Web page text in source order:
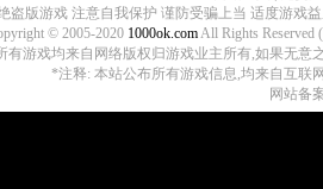
盗版游戏 注意自我保护 谨防受骗上当 适度游戏
© 2005-2020 1000ok.comAll Rights
有游戏均来自网络版权归游戏业主所有,如果无意
*注释: 本站公布所有游戏信息,均来自互联
网站备